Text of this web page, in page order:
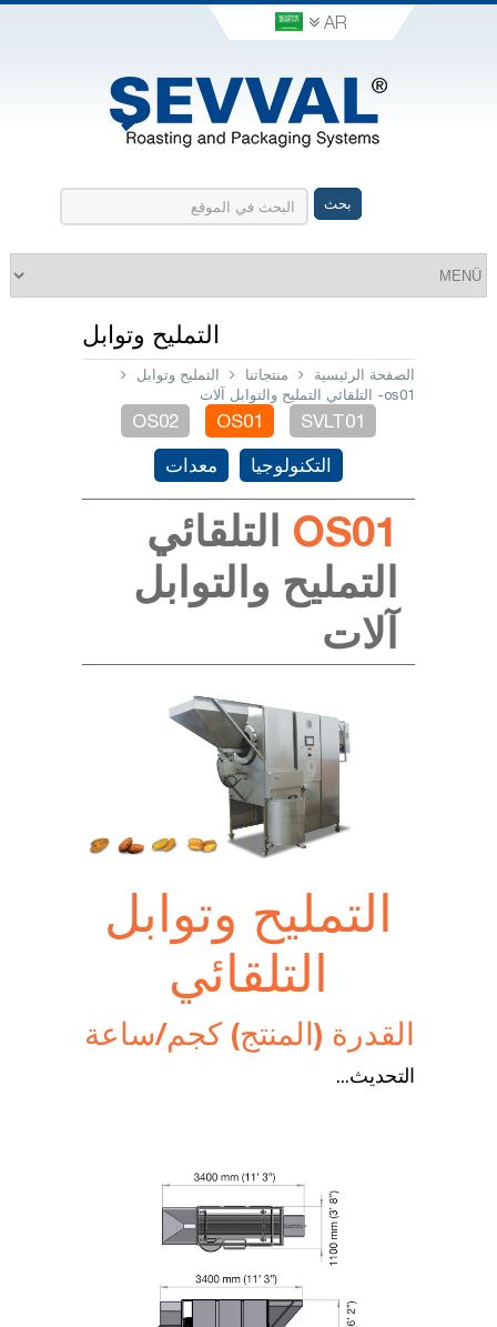
AR
التمليح وتوابل
الصفحة الرئيسية منتجاتنا
التمليح وتوابل
os01- التلقائي التمليح والتوابل آلات
SVLT01
OS01
OS02
التكنولوجيا
معدات
OS01 التلقائي
التمليح والتوابل
آلات
التمليح وتوابل
التلقائي
القدرة (المنتج) كجم/ساعة
التحديث...